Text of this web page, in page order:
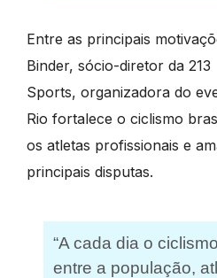
Entre as principais
Binder, sócio-diretor da 213
Sports, organizadora do
Rio fortalece o ciclismo
os atletas profissionais e
principais disputas.
“A cada dia o
entre a população,